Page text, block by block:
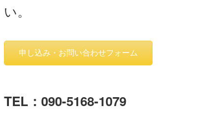
い。
申し込み・お問い合わせフォーム
TEL：090-5168-1079